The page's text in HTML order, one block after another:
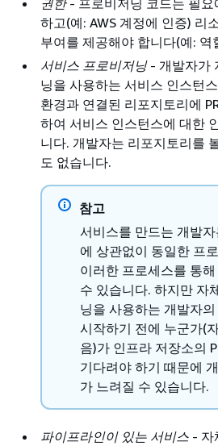
하고(예: AWS 계정에 인증) 리
부여를 제공해야 합니다(예: 역
서비스 프로비저닝- 개발자가
닝을 사용하는 서비스 인스턴
환경과 연결된 리포지토리에
하여 서비스 인스턴스에 대한
니다. 개발자는 리포지토리를
도 없습니다.
참고
서비스를 만드는 개발
에 상관없이 동일한 프
이러한 프로세스를 통
수 있습니다. 하지만 자
닝을 사용하는 개발자
시작하기 전에 누군가(
음)가 인프라 저장소의
기다려야 하기 때문에
가 느려질 수 있습니다.
파이프라인이 있는 서비스 - 자